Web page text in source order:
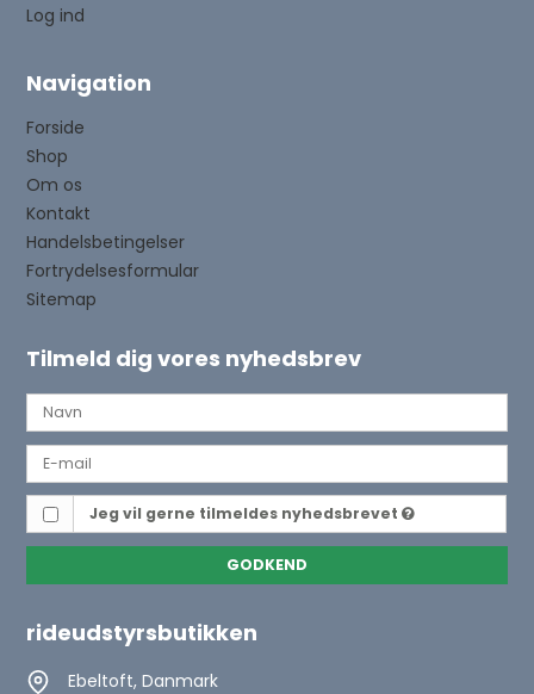
Log ind
Navigation
Forside
Shop
Om os
Kontakt
Handelsbetingelser
Fortrydelsesformular
Sitemap
Tilmeld dig vores nyhedsbrev
Jeg vil gerne tilmeldes nyhedsbrevet
GODKEND
rideudstyrsbutikken
Ebeltoft, Danmark